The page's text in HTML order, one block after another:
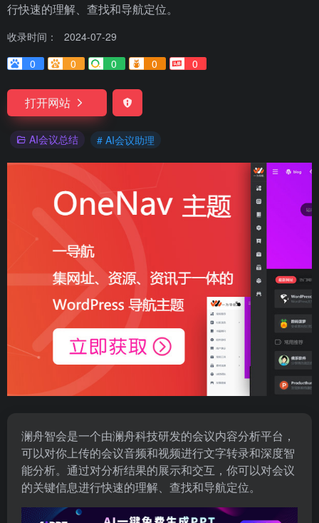
行快速的理解、查找和导航定位。
收录时间：
2024-07-29
0
0 0 0 0
打开网站
AI会议总结 # AI会议助理
澜舟智会是一个由澜舟科技研发的会议内容分析平台，
可以对你上传的会议音频和视频进行文字转录和深度智
能分析。通过对分析结果的展示和交互，你可以对会议
的关键信息进行快速的理解、查找和导航定位。